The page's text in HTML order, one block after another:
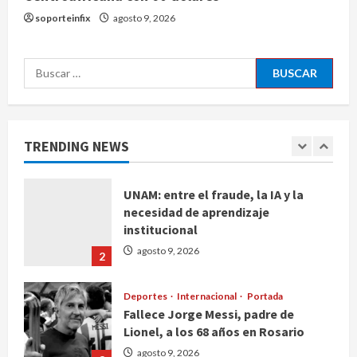
soporteinfix agosto 9, 2026
Buscar:
TRENDING NEWS
Palacio de los Deportes con su tour
‘Hades: The Sacrifice’
1
complejidad moderna: cuando el
2
UNAM: entre el fraude, la IA y la
necesidad de aprendizaje
institucional
agosto 9, 2026
Deportes Internacional Portada
Fallece Jorge Messi, padre de
Lionel, a los 68 años en Rosario
agosto 9, 2026